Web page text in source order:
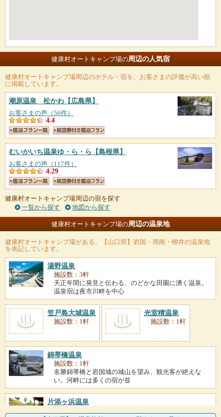
健康村オートキャンプ場の周辺の人気宿
健康村オートキャンプ場周辺のホテル・宿を、お客さまの評価が高い順
に掲載しています。
潮原温泉 松かわ 【広島県】
お客さまの声（56件）
4.4
むいかいち温泉ゆ・ら・ら 【島根県】
お客さまの声（117件）
4.29
健康村オートキャンプ場周辺の宿を探す
一覧から探す
地図から探す
健康村オートキャンプ場の周辺の温泉地
健康村オートキャンプ場がある、【山口県】岩国・周南・柳井の温泉地
を表記しています。
湯野温泉
施設数：3軒
天正年間に発見と伝わる、のどかな田園に湧く温泉。
温泉宿は夜市川畔を中心
笠戸島大城温泉
施設数：1軒
光室積温泉
施設数：1軒
錦帯橋温泉
施設数：1軒
名勝錦帯橋と岩国城の城山を望み、観光客が絶えな
い。河畔には多くの宿が並
片添ヶ浜温泉